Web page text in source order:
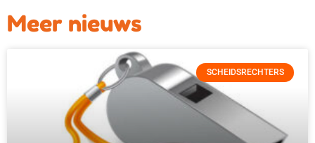
Meer nieuws
SCHEIDSRECHTERS